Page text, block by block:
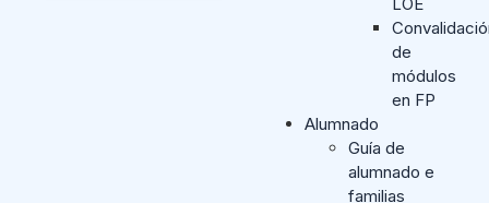
de
módulos
en FP
Alumnado
Guía de
alumnado e
familias